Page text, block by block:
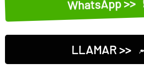
WhatsApp >>
LLAMAR >>